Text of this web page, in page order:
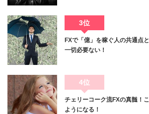
3位
FXで「億」を稼ぐ人の共通点
一切必要ない！
4位
チェリーコーク流FXの真髄！
ようになる！